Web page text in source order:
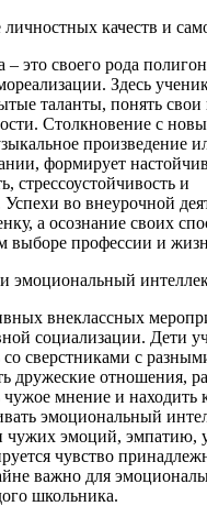
качеств и
– это своего рода
Здесь
таланты, понять
Столкновение с
произведение
формирует
стрессоустойчивость и
Успехи во внеурочной
а осознание своих
выборе профессии и
эмоциональный
внеклассных
социализации. Дети
со сверстниками с
дружеские отношения,
мнение и находить
эмоциональный
чужих эмоций, эмпатию,
чувство
важно для
школьника.